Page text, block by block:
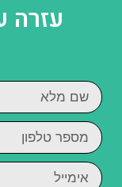
עזרה